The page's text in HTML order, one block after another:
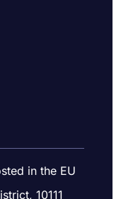
in the EU
10111